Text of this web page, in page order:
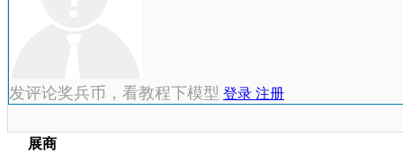
发评论奖兵币，看教程下模型 登录 注册
展商